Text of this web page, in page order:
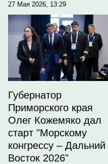
27 Мая 2026, 13:29
Губернатор
Приморского края
Олег Кожемяко дал
старт "Морскому
конгрессу – Дальний
Восток 2026"